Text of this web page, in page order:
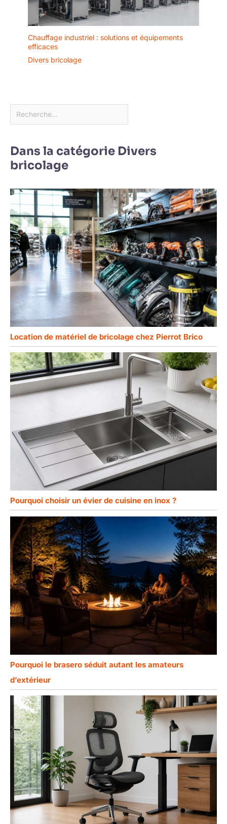
Chauffage industriel : solutions et équipements
efficaces
Divers bricolage
Dans la catégorie Divers
bricolage
Location de matériel de bricolage chez Pierrot Brico
Pourquoi choisir un évier de cuisine en inox ?
Pourquoi le brasero séduit autant les amateurs
d’extérieur